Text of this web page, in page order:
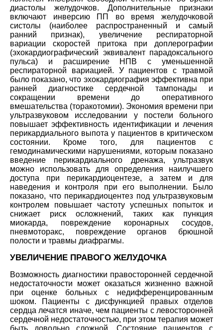
диастолы желудочков. Дополнительные признаки
включают инверсию ПП во время желудочковой
систолы (наиболее распространенный и самый
ранний признак), увеличение респираторной
вариации скоростей притока при доплерографии
(эхокардиографический эквивалент парадоксального
пульса) и расширение НПВ с уменьшенной
респираторной вариацией. У пациентов с травмой
было показано, что эхокардиография эффективна при
ранней диагностике сердечной тампонады и
сокращении времени до оперативного
вмешательства (торакотомии). Экономия времени при
ультразвуковом исследовании у постели больного
повышает эффективность идентификации и лечения
перикардиального выпота у пациентов в критическом
состоянии. Кроме того, для пациентов с
гемодинамическими нарушениями, которым показано
введение перикардиального дренажа, ультразвук
можно использовать для определения наилучшего
доступа при перикардиоцентезе, а затем и для
наведения и контроля при его выполнении. Было
показано, что перикардиоцентез под ультразвуковым
контролем повышает частоту успешных попыток и
снижает риск осложнений, таких как пункция
миокарда, повреждение коронарных сосудов,
пневмоторакс, повреждение органов брюшной
полости и травмы диафрагмы.
УВЕЛИЧЕНИЕ ПРАВОГО ЖЕЛУДОЧКА
Возможность диагностики правосторонней сердечной
недостаточности может оказаться жизненно важной
при оценке больных с недифференцированным
шоком. Пациенты с дисфункцией правых отделов
сердца лечатся иначе, чем пациенты с левосторонней
сердечной недостаточностью, при этом терапия может
быть довольно сложной. Состояние пациентов с